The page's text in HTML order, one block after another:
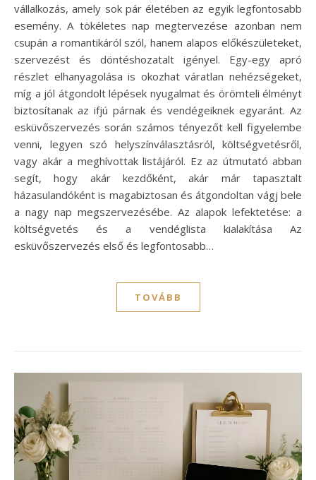
vállalkozás, amely sok pár életében az egyik legfontosabb
esemény. A tökéletes nap megtervezése azonban nem
csupán a romantikáról szól, hanem alapos előkészületeket,
szervezést és döntéshozatalt igényel. Egy-egy apró
részlet elhanyagolása is okozhat váratlan nehézségeket,
míg a jól átgondolt lépések nyugalmat és örömteli élményt
biztosítanak az ifjú párnak és vendégeiknek egyaránt. Az
esküvőszervezés során számos tényezőt kell figyelembe
venni, legyen szó helyszínválasztásról, költségvetésről,
vagy akár a meghívottak listájáról. Ez az útmutató abban
segít, hogy akár kezdőként, akár már tapasztalt
házasulandóként is magabiztosan és átgondoltan vágj bele
a nagy nap megszervezésébe. Az alapok lefektetése: a
költségvetés és a vendéglista kialakítása Az
esküvőszervezés első és legfontosabb…
TOVÁBB